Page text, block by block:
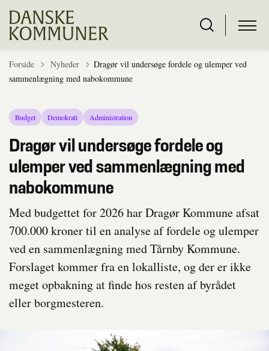
Forside Tilbage til
Nyheder
Dragør vil undersøge fordele og ulemper ved
sammenlægning med nabokommune
Budget Demokrati Administration
Dragør vil undersøge fordele og
ulemper ved sammenlægning med
nabokommune
Med budgettet for 2026 har Dragør Kommune afsat
700.000 kroner til en analyse af fordele og ulemper
ved en sammenlægning med Tårnby Kommune.
Forslaget kommer fra en lokalliste, og der er ikke
meget opbakning at finde hos resten af byrådet
eller borgmesteren.